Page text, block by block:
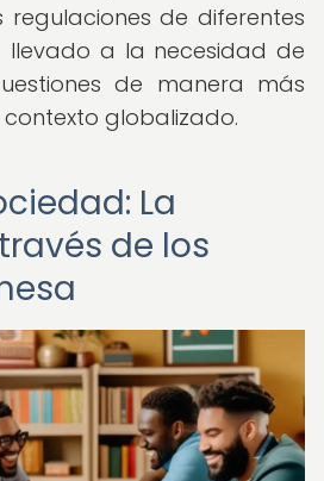
de diferentes
llevado a la necesidad de
de manera más
globalizado.
La
de los